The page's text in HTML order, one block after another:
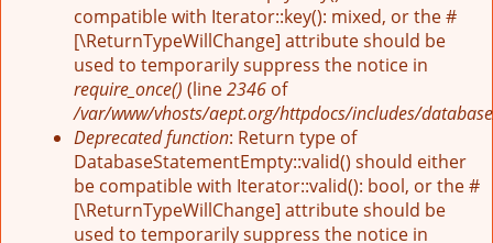
compatible with Iterator::key(): mixed, or the #
[\ReturnTypeWillChange] attribute should be
used to temporarily suppress the notice in
require_once() (line2346 of
/var/www/vhosts/aept.org/httpdocs/includes/
Deprecated function: Return type of
DatabaseStatementEmpty::valid() should either
be compatible with Iterator::valid(): bool, or the #
[\ReturnTypeWillChange] attribute should be
used to temporarily suppress the notice in